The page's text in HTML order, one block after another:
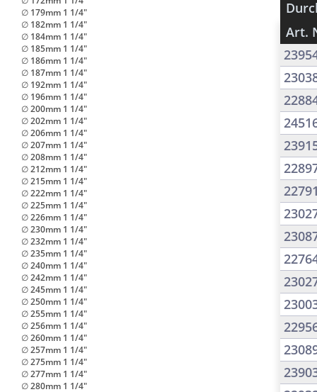
Art.
∅ 179mm 1 1/4"
∅ 182mm 1 1/4"
∅ 184mm 1 1/4"
∅ 185mm 1 1/4"
∅ 186mm 1 1/4"
∅ 187mm 1 1/4"
∅ 192mm 1 1/4"
∅ 196mm 1 1/4"
∅ 200mm 1 1/4"
∅ 202mm 1 1/4"
∅ 206mm 1 1/4"
∅ 207mm 1 1/4"
∅ 208mm 1 1/4"
∅ 212mm 1 1/4"
∅ 215mm 1 1/4"
∅ 222mm 1 1/4"
∅ 225mm 1 1/4"
∅ 226mm 1 1/4"
∅ 230mm 1 1/4"
∅ 232mm 1 1/4"
∅ 235mm 1 1/4"
∅ 240mm 1 1/4"
∅ 242mm 1 1/4"
∅ 245mm 1 1/4"
∅ 250mm 1 1/4"
∅ 255mm 1 1/4"
∅ 256mm 1 1/4"
∅ 260mm 1 1/4"
∅ 257mm 1 1/4"
∅ 275mm 1 1/4"
∅ 277mm 1 1/4"
∅ 280mm 1 1/4"